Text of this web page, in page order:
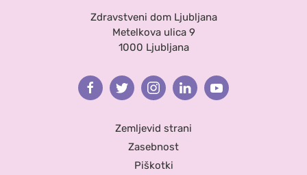
Zdravstveni dom Ljubljana
Metelkova ulica 9
1000 Ljubljana
FacebookTwitterInstagramLinkedinYoutube
Zemljevid strani
Zasebnost
Piškotki